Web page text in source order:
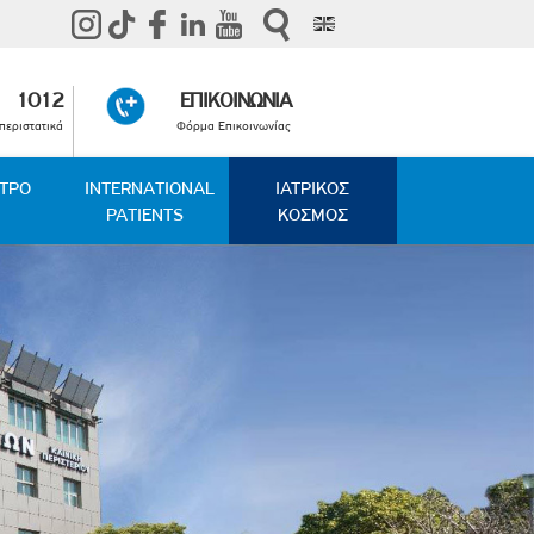
1012 ΕΠΙΚΟΙΝΩΝΙΑ
Φόρμα Επικοινωνίας
INTERNATIONAL
PATIENTS
ΙΑΤΡΙΚΟΣ
ΚΟΣΜΟΣ